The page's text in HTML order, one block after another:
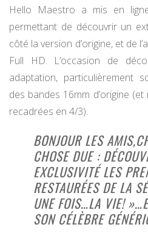
Hello Maestro a mis en
permettant de découvrir un
côté la version d’origine, et de
Full HD. L’occasion de
adaptation, particulièrement
des bandes 16mm d’origine
recadrées en 4/3).
BONJOUR LES
CHOSE DUE :
EXCLUSIVITÉ LES
RESTAURÉES DE LA
UNE FOIS…LA VIE!
SON CÉLÈBRE